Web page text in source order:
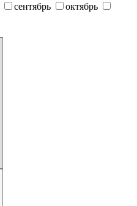
сентябрь
октябрь